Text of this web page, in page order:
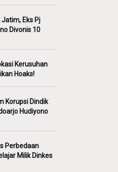
Eks Pj
Divonis 10
Kerusuhan
Hoaks!
Korupsi Dindik
Hudiyono
Perbedaan
Milik Dinkes